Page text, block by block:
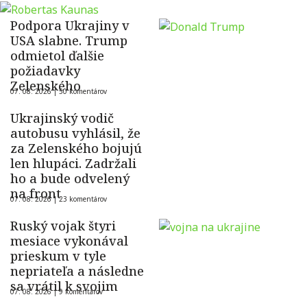
Podpora Ukrajiny v
USA slabne. Trump
odmietol ďalšie
požiadavky
Zelenského
07. 08. 2026 |50 komentárov
Ukrajinský vodič
autobusu vyhlásil, že
za Zelenského bojujú
len hlupáci. Zadržali
ho a bude odvelený
na front
07. 08. 2026 |23 komentárov
Ruský vojak štyri
mesiace vykonával
prieskum v tyle
nepriateľa a následne
sa vrátil k svojim
07. 08. 2026 |9 komentárov